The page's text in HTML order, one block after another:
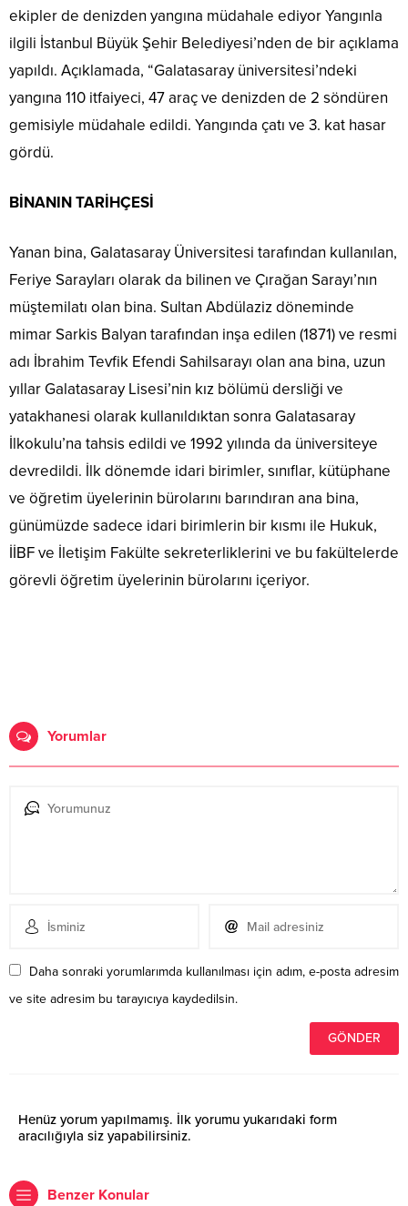
ekipler de denizden yangına müdahale ediyor Yangınla
ilgili İstanbul Büyük Şehir Belediyesi’nden de bir açıklama
yapıldı. Açıklamada, “Galatasaray üniversitesi’ndeki
yangına 110 itfaiyeci, 47 araç ve denizden de 2 söndüren
gemisiyle müdahale edildi. Yangında çatı ve 3. kat hasar
gördü.
BİNANIN TARİHÇESİ
Yanan bina, Galatasaray Üniversitesi tarafından kullanılan,
Feriye Sarayları olarak da bilinen ve Çırağan Sarayı’nın
müştemilatı olan bina. Sultan Abdülaziz döneminde
mimar Sarkis Balyan tarafından inşa edilen (1871) ve resmi
adı İbrahim Tevfik Efendi Sahilsarayı olan ana bina, uzun
yıllar Galatasaray Lisesi’nin kız bölümü dersliği ve
yatakhanesi olarak kullanıldıktan sonra Galatasaray
İlkokulu’na tahsis edildi ve 1992 yılında da üniversiteye
devredildi. İlk dönemde idari birimler, sınıflar, kütüphane
ve öğretim üyelerinin bürolarını barındıran ana bina,
günümüzde sadece idari birimlerin bir kısmı ile Hukuk,
İİBF ve İletişim Fakülte sekreterliklerini ve bu fakültelerde
görevli öğretim üyelerinin bürolarını içeriyor.
Yorumlar
Daha sonraki yorumlarımda kullanılması için adım, e-posta adresim
ve site adresim bu tarayıcıya kaydedilsin.
Henüz yorum yapılmamış. İlk yorumu yukarıdaki form
aracılığıyla siz yapabilirsiniz.
Benzer Konular